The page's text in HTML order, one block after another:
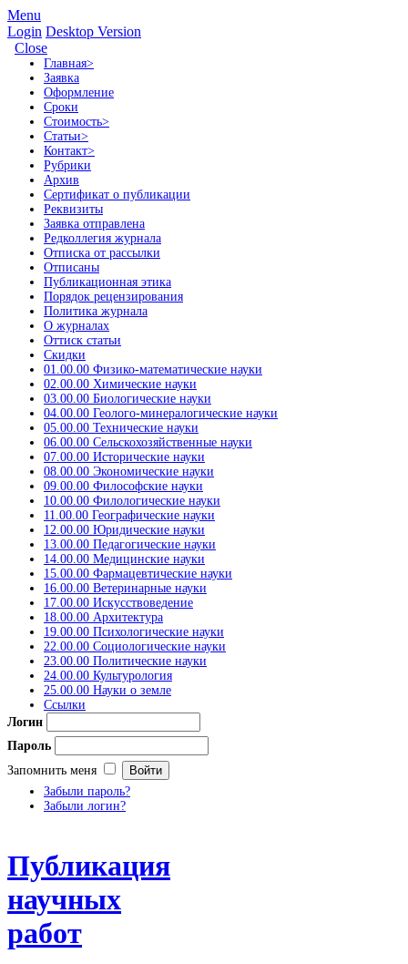
Menu
Login Desktop Version
Close
Главная>
Заявка
Оформление
Сроки
Стоимость>
Статьи>
Контакт>
Рубрики
Архив
Сертификат о публикации
Реквизиты
Заявка отправлена
Редколлегия журнала
Отписка от рассылки
Отписаны
Публикационная этика
Порядок рецензирования
Политика журнала
О журналах
Оттиск статьи
Скидки
01.00.00 Физико-математические науки
02.00.00 Химические науки
03.00.00 Биологические науки
04.00.00 Геолого-минералогические науки
05.00.00 Технические науки
06.00.00 Сельскохозяйственные науки
07.00.00 Исторические науки
08.00.00 Экономические науки
09.00.00 Философские науки
10.00.00 Филологические науки
11.00.00 Географические науки
12.00.00 Юридические науки
13.00.00 Педагогические науки
14.00.00 Медицинские науки
15.00.00 Фармацевтические науки
16.00.00 Ветеринарные науки
17.00.00 Искусствоведение
18.00.00 Архитектура
19.00.00 Психологические науки
22.00.00 Социологические науки
23.00.00 Политические науки
24.00.00 Культурология
25.00.00 Науки о земле
Ссылки
Логин
Пароль
Запомнить меня
Забыли пароль?
Забыли логин?
Публикация
научных
работ